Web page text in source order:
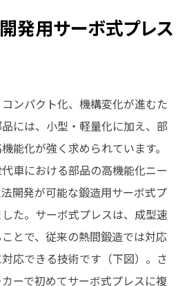
発用サーボ式プレス
ンパクト化、機構変化が進むた
には、小型・軽量化に加え、部
能化が強く求められています。
車における部品の高機能化ニー
開発が可能な鍛造用サーボ式プ
た。サーボ式プレスは、成型速
とで、従来の熱間鍛造では対応
応できる技術です（下図）。さ
ーで初めてサーボ式プレスに複